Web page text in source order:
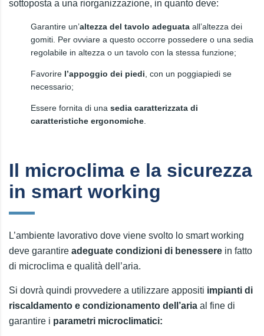
sottoposta a una riorganizzazione, in quanto deve:
Garantire un’altezza del tavolo adeguata all’altezza dei
gomiti. Per ovviare a questo occorre possedere o una sedia
regolabile in altezza o un tavolo con la stessa funzione;
Favorire l’appoggio dei piedi , con un poggiapiedi se
necessario;
Essere fornita di una sedia caratterizzata di
caratteristiche ergonomiche
Il microclima e la sicurezza
in smart working
L’ambiente lavorativo dove viene svolto lo smart working
deve garantire adeguate condizioni di benessere in fatto
di microclima e qualità dell’aria.
Si dovrà quindi provvedere a utilizzare appositi impianti di
riscaldamento e condizionamento dell’aria al fine di
garantire i parametri microclimatici: